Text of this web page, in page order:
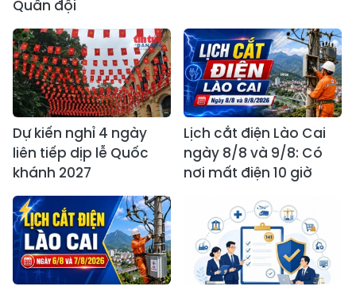
Quân đội
Dự kiến nghỉ 4 ngày
liên tiếp dịp lễ Quốc
khánh 2027
Lịch cắt điện Lào Cai
ngày 8/8 và 9/8: Có
nơi mất điện 10 giờ